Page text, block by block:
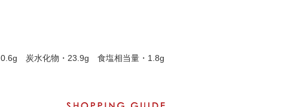
炭水化物・23.9g 食塩相当量・1.8g